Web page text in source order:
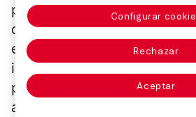
potencial. Son las
delPanorama Económico y
elaborado por Mapfre
incertidumbre global, la
persistente y las tensiones
aparecen como amenazas al
Configurar
Rechazar
Aceptar